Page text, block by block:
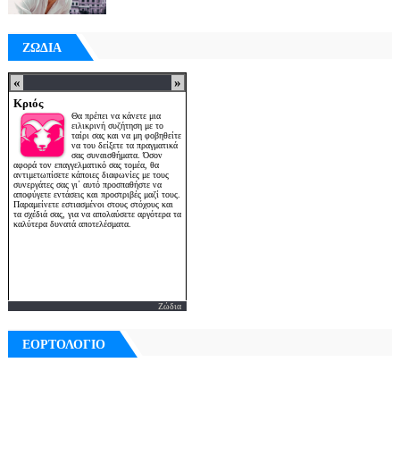
ΖΩΔΙΑ
Ζώδια
ΕΟΡΤΟΛΟΓΙΟ